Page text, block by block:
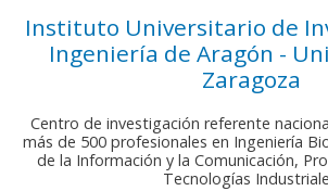
Instituto Universitario de
Ingeniería de Aragón -
Zaragoza
Centro de investigación referente
más de 500 profesionales en Ingeniería
de la Información y la Comunicación,
Tecnologías